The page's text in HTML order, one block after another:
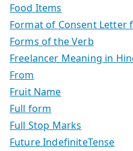
Food Items
Format of Consent Letter
Forms of the Verb
Freelancer Meaning in
From
Fruit Name
Full form
Full Stop Marks
Future IndefiniteTense